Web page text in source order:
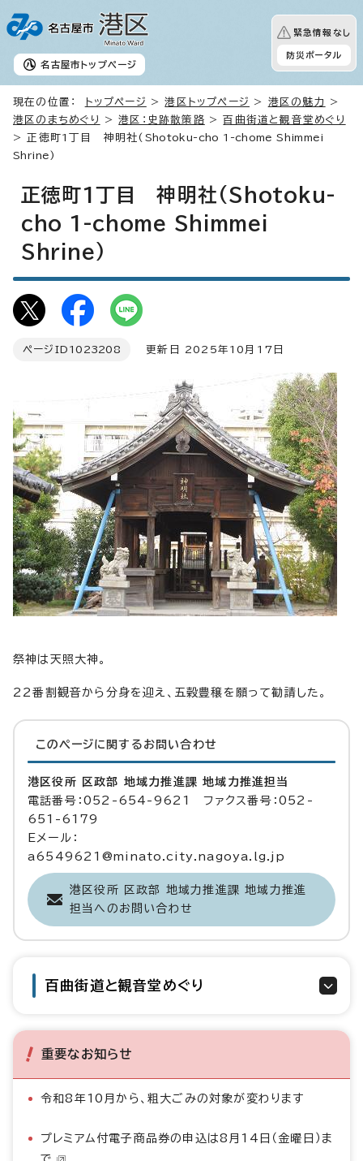
名古屋市 トップページ
緊急情報なし
防災ポータル
現在の位置： トップページ >港区トップページ > 港区の魅力
>
港区のまちめぐり
>港区：史跡散策路 > 百曲街道と観音堂めぐり
> 正徳町1丁目 神明社( Shotoku-cho 1-chome Shimmei
Shrine )
正徳町1丁目 神明社( Shotoku-
cho 1-chome Shimmei
Shrine )
ページID 1023208 更新日 2025年10月17日
祭神は天照大神。
22番割観音から分身を迎え、五穀豊穣を願って勧請した。
このページに関する お問い合わせ
港区役所 区政部 地域力推進課 地域力推進担当
電話番号：052-654-9621 ファクス番号：052-
651-6179
Eメール：
a6549621@minato.city.nagoya.lg.jp
港区役所 区政部 地域力推進課 地域力推進
担当へのお問い合わせ
百曲街道と観音堂めぐり
重要なお知らせ
令和8年10月から、粗大ごみの対象が変わります
プレミアム付電子商品券の申込は8月14日（金曜日）ま